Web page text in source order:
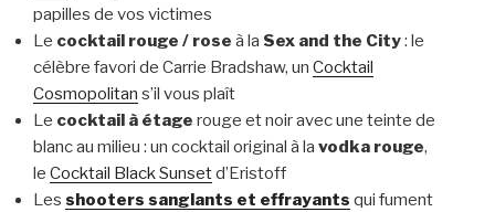
papilles de vos victimes
Le cocktail rouge / rose à la Sex and the City: le
célèbre favori de Carrie Bradshaw, un Cocktail
Cosmopolitan s’il vous plaît
Le cocktail à étage rouge et noir avec une teinte de
blanc au milieu : un cocktail original à la vodka rouge,
le Cocktail Black Sunsetd’Eristoff
Les shooters sanglants et effrayants qui fument